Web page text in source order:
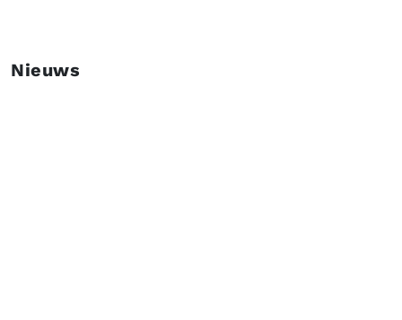
Nieuws